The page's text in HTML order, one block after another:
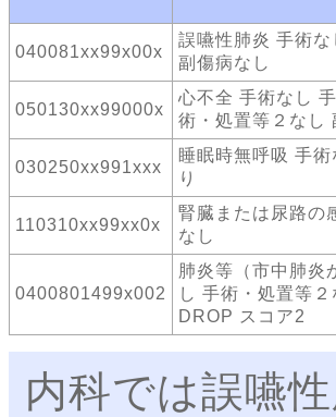
040081xx99x00x
誤嚥性肺炎 手術
副傷病なし
050130xx99000x
心不全 手術なし
術・処置等２なし
030250xx991xxx
睡眠時無呼吸 手
り
110310xx99xx0x
腎臓または尿路の
なし
0400801499x002
肺炎等（市中肺炎
し 手術・処置等
DROP スコア2
内科では誤嚥